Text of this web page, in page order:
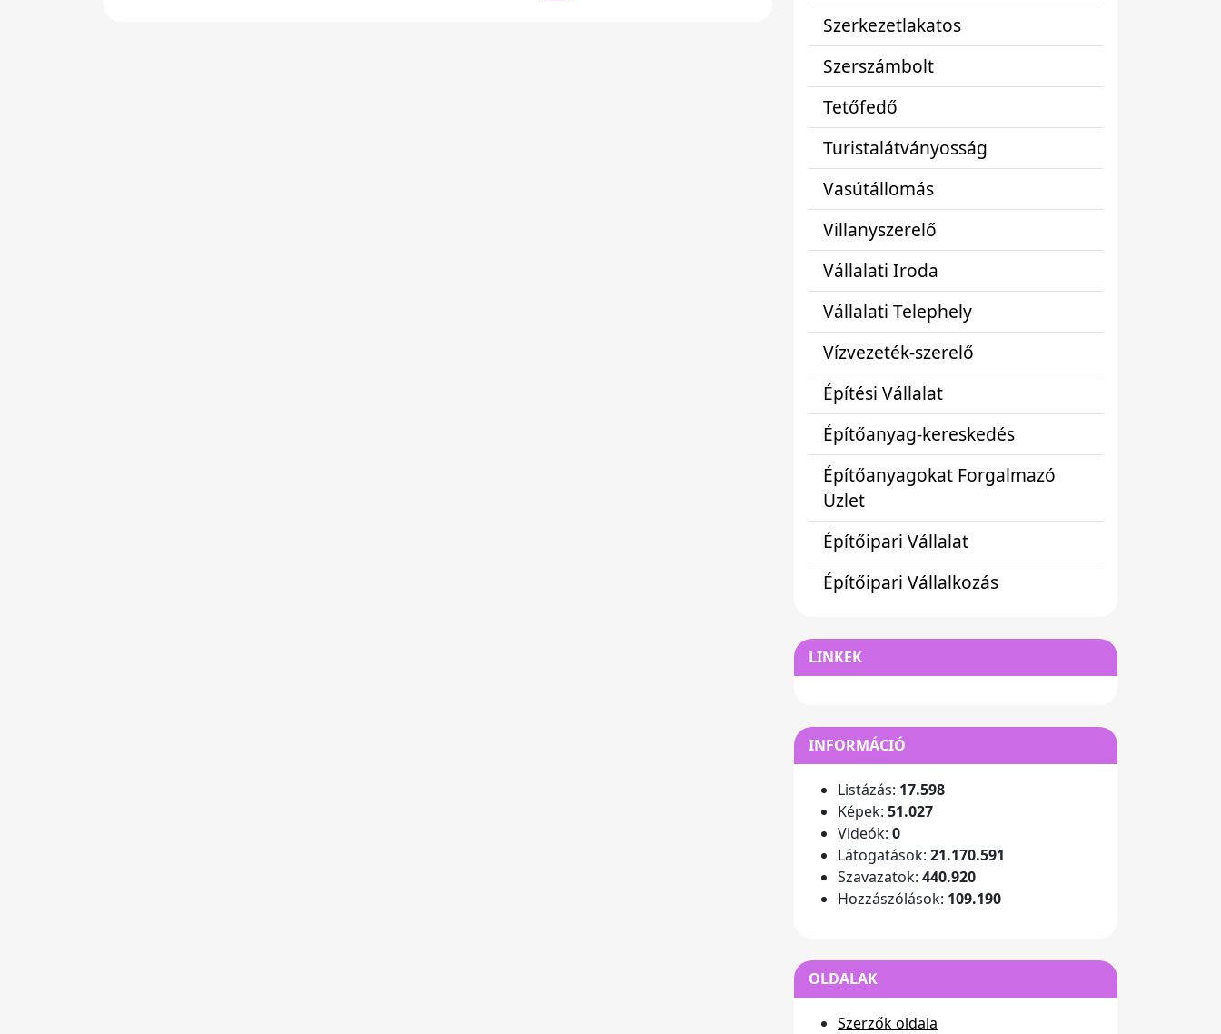
Szerkezetlakatos
Szerszámbolt
Tetőfedő
Turistalátványosság
Vasútállomás
Villanyszerelő
Vállalati Iroda
Vállalati Telephely
Vízvezeték-szerelő
Építési Vállalat
Építőanyag-kereskedés
Építőanyagokat Forgalmazó
Üzlet
Építőipari Vállalat
Építőipari Vállalkozás
LINKEK
INFORMÁCIÓ
Listázás: 17.598
Képek: 51.027
Videók: 0
Látogatások: 21.170.591
Szavazatok: 440.920
Hozzászólások: 109.190
OLDALAK
Szerzők oldala